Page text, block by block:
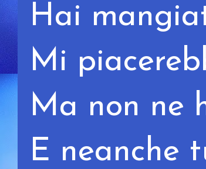
Hai
Mi
Ma non ne
E neanche